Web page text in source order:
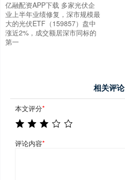
亿融配资APP下载 多家光伏企
业上半年业绩修复，深市规模最
大的光伏ETF（159857）盘中
涨近2%，成交额居深市同标的
第一
相关评论
本文评分*
评论内容*